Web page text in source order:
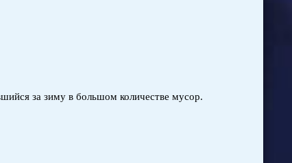
за зиму в большом количестве мусор.